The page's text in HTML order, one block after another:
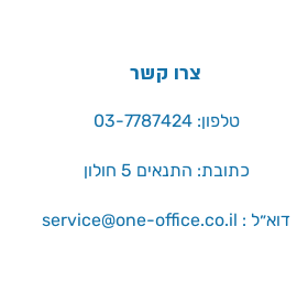
צרו קשר
טלפון: 03-7787424
כתובת: התנאים 5 חולון
service@one-office.co.il : דוא״ל